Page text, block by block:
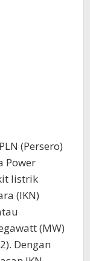
(Persero)
Power
listrik
(IKN)
(MW)
Dengan